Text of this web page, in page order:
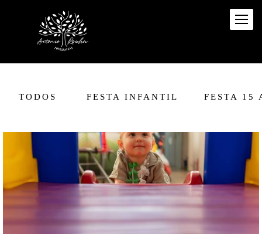
TODOS FESTA INFANTIL FESTA 15